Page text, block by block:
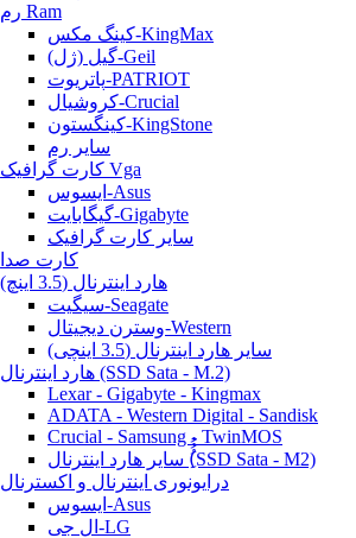
رم Ram
کینگ مکس-KingMax
گیل (ژل)-Geil
پاتریوت-PATRIOT
کروشیال-Crucial
کینگستون-KingStone
سایر رم
کارت گرافیک Vga
ایسوس-Asus
گیگابایت-Gigabyte
سایر کارت گرافیک
کارت صدا
هارد اینترنال (3.5 اینچ)
سیگیت-Seagate
وسترن دیجیتال-Western
سایر هارد اینترنال (3.5 اینچی)
هارد اینترنال (SSD Sata - M.2)
Lexar - Gigabyte - Kingmax
ADATA - Western Digital - Sandisk
Crucial - Samsung - TwinMOS
سایر هارد اینترنال (ُُُِSSD Sata - M2)
درایونوری اینترنال و اکسترنال
ایسوس-Asus
ال جی-LG